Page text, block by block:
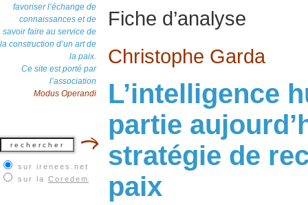
favoriser l’échange de
connaissances et de
savoir faire au service de
la construction d’un art de
la paix.
Ce site est porté par
l’association
Modus Operandi
sur irenees.net
sur la Coredem
Fiche d’analyse
Christophe Garda
L’intelligence
partie
stratégie de
paix